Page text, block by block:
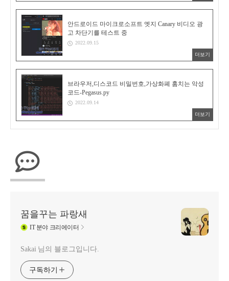
안드로이드 마이크로소프트 엣지 Canary 비디오 광
고 차단기를 테스트 중
2022.09.15
더보기
브라우저,디스코드 비밀번호,가상화폐 훔치는 악성
코드-Pegasus.py
2022.09.14
더보기
꿈을꾸는 파랑새
IT분야 크리에이터
Sakai 님의 블로그입니다.
구독하기